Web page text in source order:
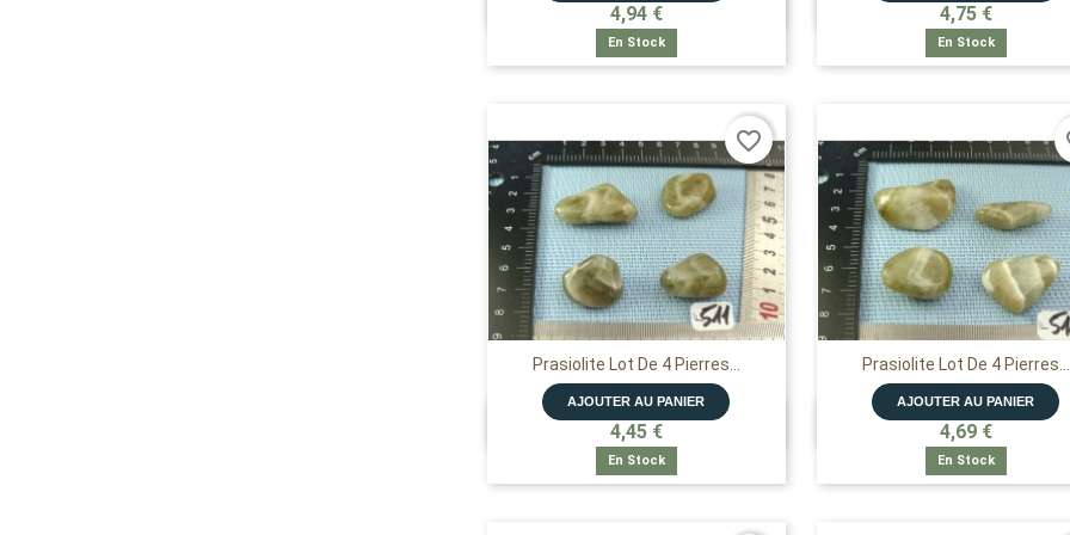
4,94 €
En Stock
APERÇU RAPIDE 4,75 €
En Stock
APERÇU RAPIDE
Prasiolite Lot De 4 Pierres...
AJOUTER AU PANIER
4,45 €
En Stock
APERÇU RAPIDE
favorite_border
Prasiolite Lot De 4 Pierres...
AJOUTER AU PANIER
4,69 €
En Stock
APERÇU RAPIDE